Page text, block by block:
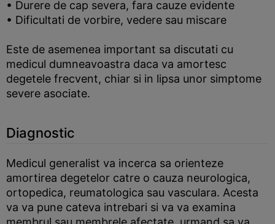
• Durere de cap severa, fara cauze evidente
• Dificultati de vorbire, vedere sau miscare
Este de asemenea important sa discutati cu
medicul dumneavoastra daca va amortesc
degetele frecvent, chiar si in lipsa unor simptome
severe asociate.
Diagnostic
Medicul generalist va incerca sa orienteze
amortirea degetelor catre o cauza neurologica,
ortopedica, reumatologica sau vasculara. Acesta
va va pune cateva intrebari si va va examina